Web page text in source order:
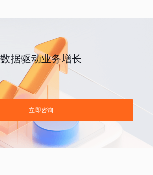
数据驱动业务增长
立即咨询